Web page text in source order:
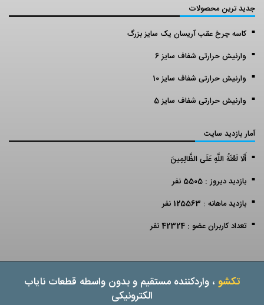
جدید ترین محصولات
کاسه چرخ عقب آریسان یک سایز بزرگ
وارنیش حرارتی شفاف سایز 6
وارنیش حرارتی شفاف سایز 10
وارنیش حرارتی شفاف سایز 5
آمار بازدید سایت
أَلَا لَعْنَةُ اللَّهِ عَلَى الظَّالِمِينَ
بازدید دیروز : 5505 نفر
بازدید ماهانه : 125563 نفر
تعداد کاربران عضو : 42324 نفر
تکشو ، واردکننده مستقیم و بدون واسطه قطعات نایاب
الکترونیکی